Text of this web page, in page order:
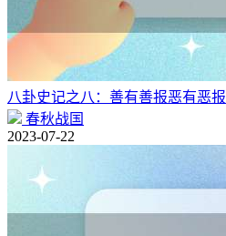
八卦史记之八：善有善报恶有恶报
春秋战国
2023-07-22